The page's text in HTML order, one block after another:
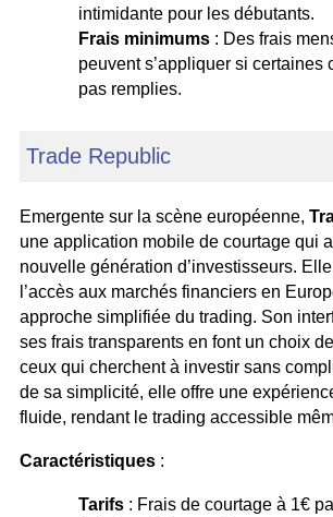
intimidante pour les débutants.
Frais minimums : Des frais
peuvent s’appliquer si certaines
pas remplies.
Trade Republic
Emergente sur la scène européenne,
une application mobile de courtage qui
nouvelle génération d’investisseurs.
l’accès aux marchés financiers en
approche simplifiée du trading. Son
ses frais transparents en font un choix
ceux qui cherchent à investir sans
de sa simplicité, elle offre une
fluide, rendant le trading accessible
Caractéristiques :
Tarifs : Frais de courtage à 1€